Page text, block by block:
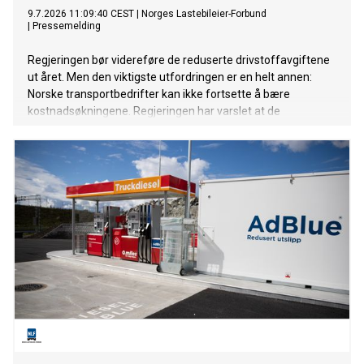
9.7.2026 11:09:40 CEST
Norges Lastebileier-Forbund
Pressemelding
Regjeringen bør videreføre de reduserte drivstoffavgiftene
ut året. Men den viktigste utfordringen er en helt annen:
Norske transportbedrifter kan ikke fortsette å bære
kostnadsøkningene. Regjeringen har varslet at de
1. september. NLF mener det er feil tidspunkt. I Sverige har
de avgiftsreduksjoner fram til desember. Det gjør
konkurransesituasjonen dobbelt ille dersom avgiftene økes
1. september i Norge. Avgiftslettelsen har gitt
transportbedriftene et nødvendig pusterom i en periode
med høye kostnader og stor usikkerhet. Å øke avgiftene i ett
hopp samtidig som nabolandet senker dem, vil svekke
økonomien i en næring som allerede opererer med svært
små marginer. Men selv om avgiftsnivået er viktig, er det
ikke her den største utfordringen ligger.